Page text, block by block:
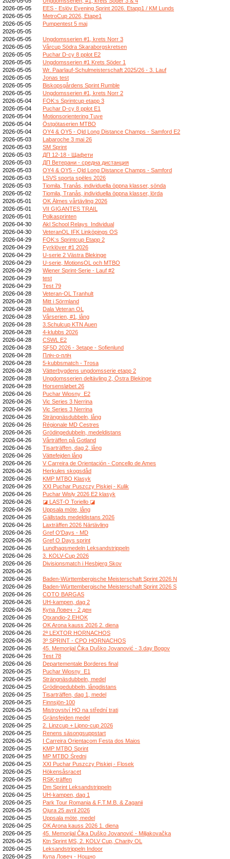
2026-05-05
EES - Eslöv Evening Sprint 2026. Etapp1 / KM Lunds
2026-05-05
MetroCup 2026, Etape1
2026-05-05
Pumpentest 5 maj
2026-05-05
2026-05-05
Ungdomsserien #1, krets Norr 3
2026-05-05
Vårcup Södra Skaraborgskretsen
2026-05-05
Puchar D-cy 8 pplot E2
2026-05-05
Ungdomsserien #1 Krets Söder 1
2026-05-05
Wr. Paarlauf-Schulmeisterschaft 2025/26 - 3. Lauf
2026-05-05
Jonas test
2026-05-05
Biskopsgårdens Sprint Rumble
2026-05-05
Ungdomsserien #1, krets Norr 2
2026-05-04
FOK:s Sprintcup etapp 3
2026-05-04
Puchar D-cy 8 pplot E1
2026-05-04
Motionsorientering Tuve
2026-05-04
Östgötaserien MTBO
2026-05-04
OY4 & OY5 - Qld Long Distance Champs - Samford E2
2026-05-03
Labaroche 3 mai 26
2026-05-03
SM Sprint
2026-05-03
ДП 12-18 - Щафети
2026-05-03
ДП Ветерани - средна дистанция
2026-05-03
OY4 & OY5 - Qld Long Distance Champs - Samford
2026-05-03
LSVS sporta spēles 2026
2026-05-03
Tiomila, Tranås, individuella öppna klasser, sönda
2026-05-02
Tiomila, Tranås, individuella öppna klasser, lörda
2026-05-01
OK Älmes vårtävling 2026
2026-05-01
VII GIGANTES TRAIL
2026-05-01
Polkasprinten
2026-04-30
Akl School Relays_Individual
2026-04-30
VeteranOL IFK Linköpings OS
2026-04-29
FOK:s Sprintcup Etapp 2
2026-04-29
Fyrklöver #1 2026
2026-04-29
U-serie 2 Västra Blekinge
2026-04-29
U-serie, MotionsOL och MTBO
2026-04-29
Wiener Sprint-Serie - Lauf #2
2026-04-29
test
2026-04-29
Test 79
2026-04-28
Veteran-OL Tranhult
2026-04-28
Mitt i Sörmland
2026-04-28
Dala Veteran OL
2026-04-28
Vårserien, #1, lång
2026-04-28
3.Schulcup KTN Auen
2026-04-28
4-klubbs 2026
2026-04-28
CSWL E2
2026-04-28
SF5D 2026 - 3etape - Sofienlund
2026-04-28
Пліч-о-пліч
2026-04-28
5-kubbsmatch - Trosa
2026-04-28
Vätterbygdens ungdomsserie etapp 2
2026-04-28
Ungdomsserien deltävling 2, Östra Blekinge
2026-04-28
Horsensløbet 26
2026-04-26
Puchar Wiosny_E2
2026-04-26
Vic Series 3 Nerrina
2026-04-26
Vic Series 3 Nerrina
2026-04-26
Strängnäsdubbeln, lång
2026-04-26
Régionale MD Cestres
2026-04-26
Grödingedubbeln, medeldistans
2026-04-26
Vårträffen på Gotland
2026-04-26
Tisarträffen, dag 2, lång
2026-04-26
Vättefejden lång
2026-04-26
V Carreira de Orientación - Concello de Ames
2026-04-26
Herkules skogsdåd
2026-04-26
KMP MTBO Klasyk
2026-04-26
XXI Puchar Puszczy Piskiej - Kulik
2026-04-26
Puchar Wisły 2026 E2 klasyk
2026-04-26
◪ LAST-O Toriello ◪
2026-04-26
Uppsala möte, lång
2026-04-26
Gällstads medeldistans 2026
2026-04-26
Laxträffen 2026 Närtävling
2026-04-26
Gref O'Days - MD
2026-04-26
Gref O Days sprint
2026-04-26
Lundhagsmedeln Leksandstrippeln
2026-04-26
3. KOLV-Cup 2026
2026-04-26
Divisionsmatch i Hesbjerg Skov
2026-04-26
2026-04-26
Baden-Württembergische Meisterschaft Sprint 2026 N
2026-04-26
Baden-Württembergische Meisterschaft Sprint 2026 S
2026-04-26
COTO BARGAS
2026-04-26
UH-kampen, dag 2
2026-04-26
Купа Ловеч - 2 ден
2026-04-26
Otxandio-2.EHOK
2026-04-26
OK Arona kauss 2026 2. diena
2026-04-26
2ª LEXTOR HORNACHOS
2026-04-26
3º SPRINT - CPO HORNACHOS
2026-04-26
45. Memorijal Čika Duško Jovanović - 3.day Bogov
2026-04-26
Test 78
2026-04-26
Departementale Borderes final
2026-04-25
Puchar Wiosny_E1
2026-04-25
Strängnäsdubbeln, medel
2026-04-25
Grödingedubbeln, långdistans
2026-04-25
Tisarträffen, dag 1, medel
2026-04-25
Finnsjön-100
2026-04-25
Mistrovství HO na střední trati
2026-04-25
Gränsfejden medel
2026-04-25
2. Linzcup + Lipno-cup 2026
2026-04-25
Renens säsongsuppstart
2026-04-25
I Carreira Orientaçom Festa dos Maios
2026-04-25
KMP MTBO Sprint
2026-04-25
MP MTBO Średni
2026-04-25
XXI Puchar Puszczy Piskiej - Flosek
2026-04-25
Hökensåsracet
2026-04-25
RSK-träffen
2026-04-25
Dm Sprint Leksandstrippeln
2026-04-25
UH-kampen, dag 1
2026-04-25
Park Tour Romania & F.T.M.B. & Zaganii
2026-04-25
Ojura 25 avril 2026
2026-04-25
Uppsala möte, medel
2026-04-25
OK Arona kauss 2026 1. diena
2026-04-25
45. Memorijal Čika Duško Jovanović - Miljakovačka
2026-04-25
Ktn Sprint MS, 2. KOLV Cup, Charity OL
2026-04-25
Leksandstrippeln Indoor
2026-04-25
Купа Ловеч - Нощно